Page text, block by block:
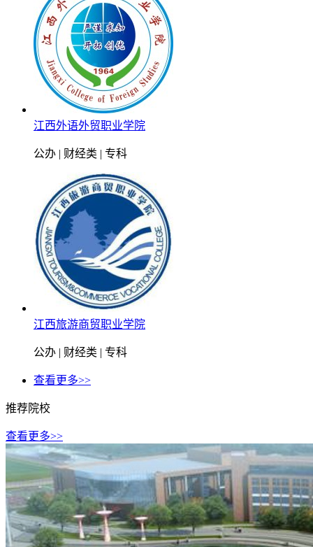
江西外语外贸职业学院
公办 | 财经类 | 专科
江西旅游商贸职业学院
公办 | 财经类 | 专科
查看更多>>
推荐院校
查看更多>>